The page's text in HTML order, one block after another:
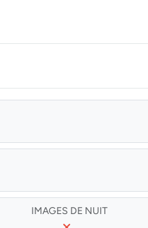
IMAGES DE NUIT